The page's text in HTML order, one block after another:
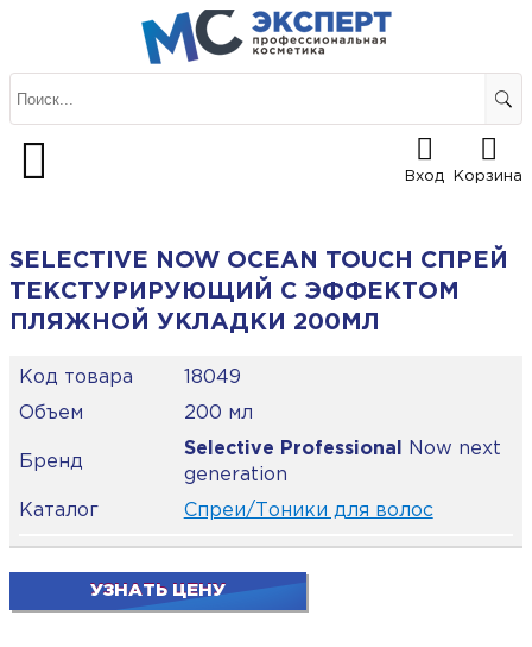
Вход Корзина
SELECTIVE NOW OCEAN TOUCH СПРЕЙ
ТЕКСТУРИРУЮЩИЙ С ЭФФЕКТОМ
ПЛЯЖНОЙ УКЛАДКИ 200МЛ
Код товара
18049
Объем
200 мл
Бренд
Selective Professional
Now next
generation
Каталог
Спреи/Тоники для волос
УЗНАТЬ ЦЕНУ